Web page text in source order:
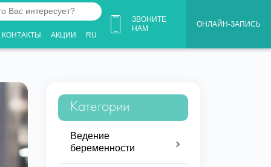
КОНТАКТЫ АКЦИИ RU
ЗВОНИТЕ
НАМ
ОНЛАЙН-ЗАПИСЬ
Категории
Ведение
беременности